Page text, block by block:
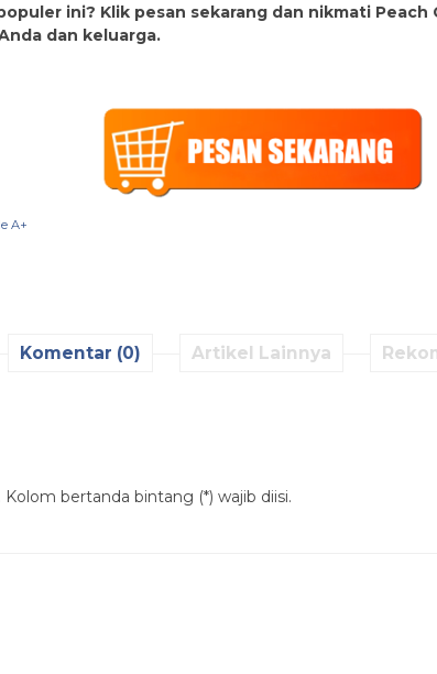
ini? Klik pesan sekarang dan nikmati
dan keluarga.
A+
Komentar (0) Artikel Lainnya
bertanda bintang (*) wajib diisi.